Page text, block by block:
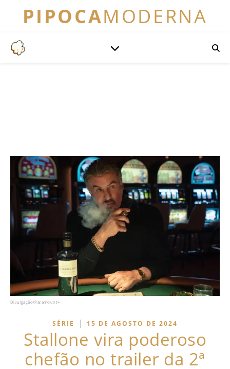
PIPOCAMODERNA
Divulgação/Paramount+
SÉRIE | 15 DE AGOSTO DE 2024
Stallone vira poderoso
chefão no trailer da 2ª